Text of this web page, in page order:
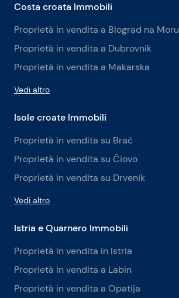
Costa croata Immobili
Proprietà in vendita a Biograd na Moru
Proprietà in vendita a Dubrovnik
Proprietà in vendita a Makarska
Vedi altro
Isole croate Immobili
Proprietà in vendita su Brač
Proprietà in vendita su Čiovo
Proprietà in vendita su Drvenik
Vedi altro
Istria e Quarnero Immobili
Proprietà in vendita in Istria
Proprietà in vendita a Labin
Proprietà in vendita a Opatija